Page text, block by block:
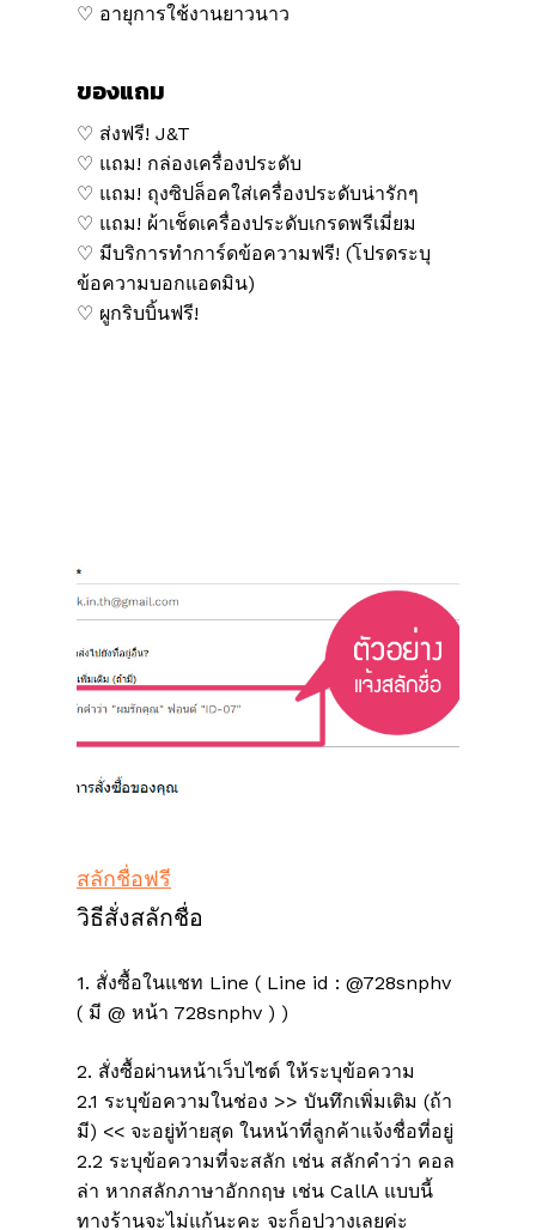
ไม่มีสินค้าในตะกร้า
♡ อายุการใช้งานยาวนาว
ของแถม
♡ ส่งฟรี! J&T
♡ แถม! กล่องเครื่องประดับ
♡ แถม! ถุงซิปล็อคใส่เครื่องประดับน่ารักๆ
♡ แถม! ผ้าเช็ดเครื่องประดับเกรดพรีเมี่ยม
♡ มีบริการทำการ์ดข้อความฟรี! (โปรดระบุ
ข้อความบอกแอดมิน)
♡ ผูกริบบิ้นฟรี!
สลักชื่อฟรี
วิธีสั่งสลักชื่อ
1. สั่งซื้อในแชท Line ( Line id : @728snphv
( มี @ หน้า 728snphv ) )
2. สั่งซื้อผ่านหน้าเว็บไซต์ ให้ระบุข้อความ
2.1 ระบุข้อความในช่อง >> บันทึกเพิ่มเติม (ถ้า
มี) << จะอยู่ท้ายสุด ในหน้าที่ลูกค้าแจ้งชื่อที่อยู่
2.2 ระบุข้อความที่จะสลัก เช่น สลักคำว่า คอล
ล่า หากสลักภาษาอักกฤษ เช่น CallA แบบนี้
ทางร้านจะไม่แก้นะคะ จะก็อปวางเลยค่ะ